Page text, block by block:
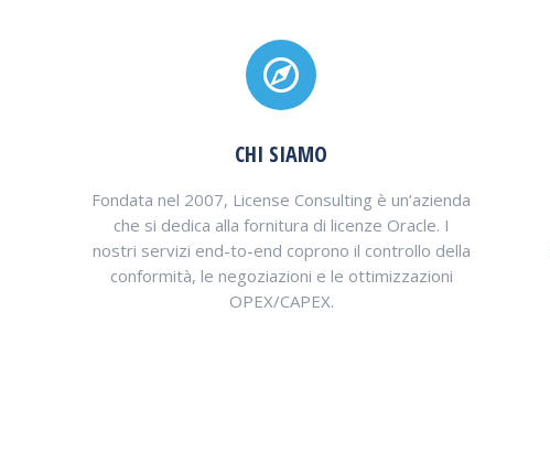
CHI SIAMO
Fondata nel 2007, License Consulting è un’azienda
che si dedica alla fornitura di licenze Oracle. I
nostri servizi end-to-end coprono il controllo della
conformità, le negoziazioni e le ottimizzazioni
OPEX/CAPEX.